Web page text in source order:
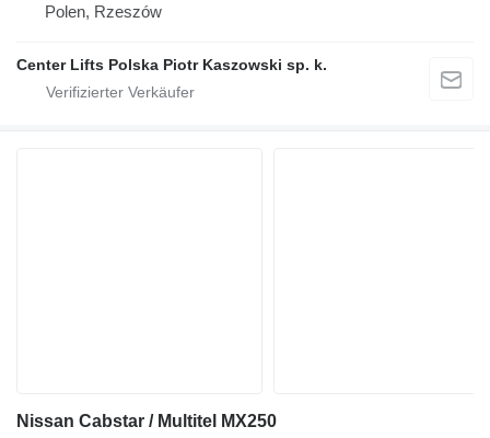
Polen, Rzeszów
Center Lifts Polska Piotr Kaszowski sp. k.
Nissan Cabstar / Multitel MX250